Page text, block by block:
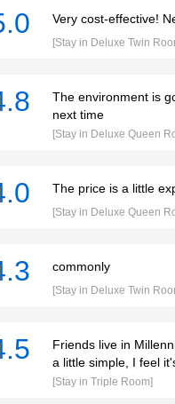
Very cost-effective!
[Stay in Deluxe Twin
The environment is
next time
[Stay in Deluxe Queen
The price is a little
[Stay in Deluxe Queen
commonly
[Stay in Deluxe Twin
Friends live in
a little simple, I feel
[Stay in Triple Room]